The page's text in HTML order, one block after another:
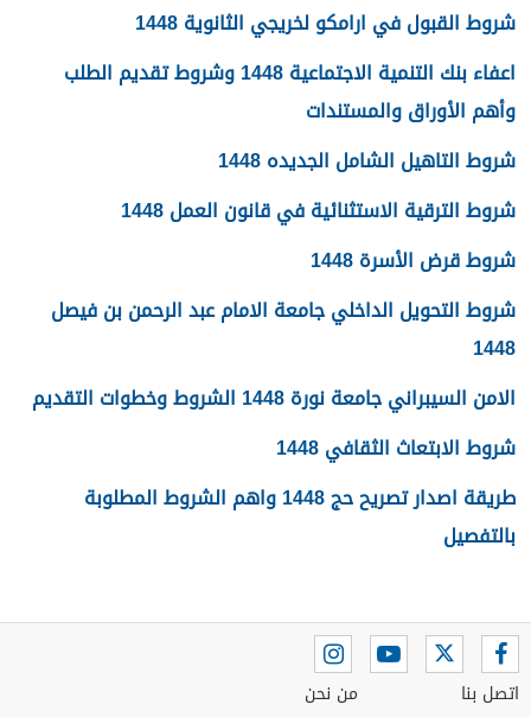
شروط القبول في ارامكو لخريجي الثانوية 1448
اعفاء بنك التنمية الاجتماعية 1448 وشروط تقديم الطلب
وأهم الأوراق والمستندات
شروط التاهيل الشامل الجديده 1448
شروط الترقية الاستثنائية في قانون العمل 1448
شروط قرض الأسرة 1448
شروط التحويل الداخلي جامعة الامام عبد الرحمن بن فيصل
1448
الامن السيبراني جامعة نورة 1448 الشروط وخطوات التقديم
شروط الابتعاث الثقافي 1448
طريقة اصدار تصريح حج 1448 واهم الشروط المطلوبة
بالتفصيل
اتصل بنا
من نحن